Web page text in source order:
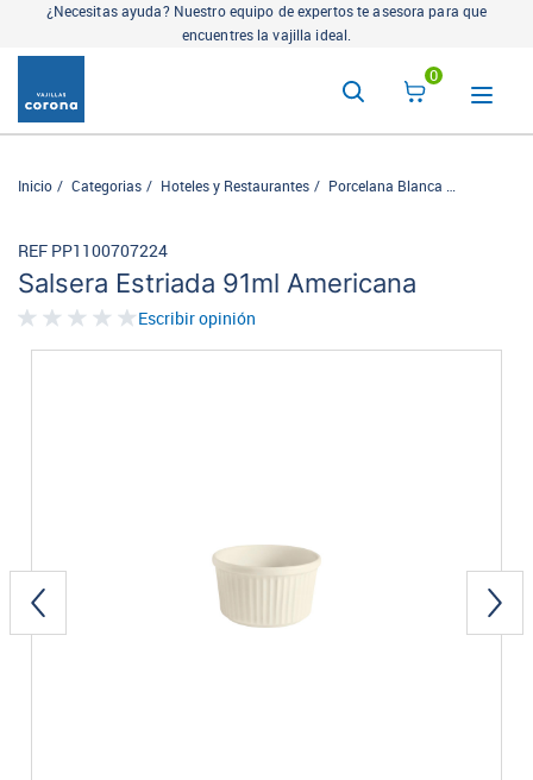
¿Necesitas ayuda? Nuestro equipo de expertos te asesora para que
encuentres la vajilla ideal.
0
Inicio Categorias Hoteles y Restaurantes Porcelana Blanca
Salsera Estriada 91ml Americana
REF PP1100707224
Escribir opinión